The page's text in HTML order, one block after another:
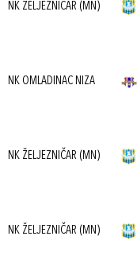
NK ŽELJEZNIČAR (MN)
NK OMLADINAC NIZA
NK ŽELJEZNIČAR (MN)
NK ŽELJEZNIČAR (MN)